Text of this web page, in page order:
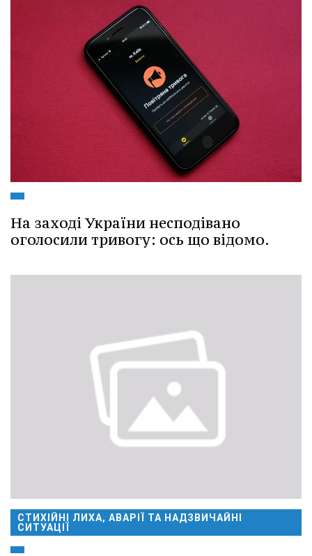
На заході України несподівано
оголосили тривогу: ось що відомо.
СТИХІЙНІ ЛИХА, АВАРІЇ ТА НАДЗВИЧАЙНІ
СИТУАЦІЇ